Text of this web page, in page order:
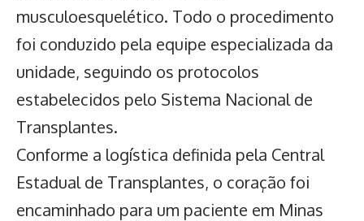
musculoesquelético. Todo o procedimento
foi conduzido pela equipe especializada da
unidade, seguindo os protocolos
estabelecidos pelo Sistema Nacional de
Transplantes.
Conforme a logística definida pela Central
Estadual de Transplantes, o coração foi
encaminhado para um paciente em Minas